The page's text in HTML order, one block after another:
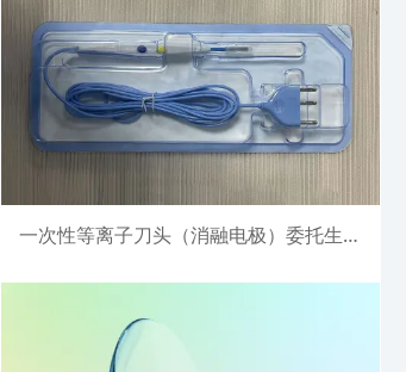
一次性等离子刀头（消融电极）委托生产注册案例